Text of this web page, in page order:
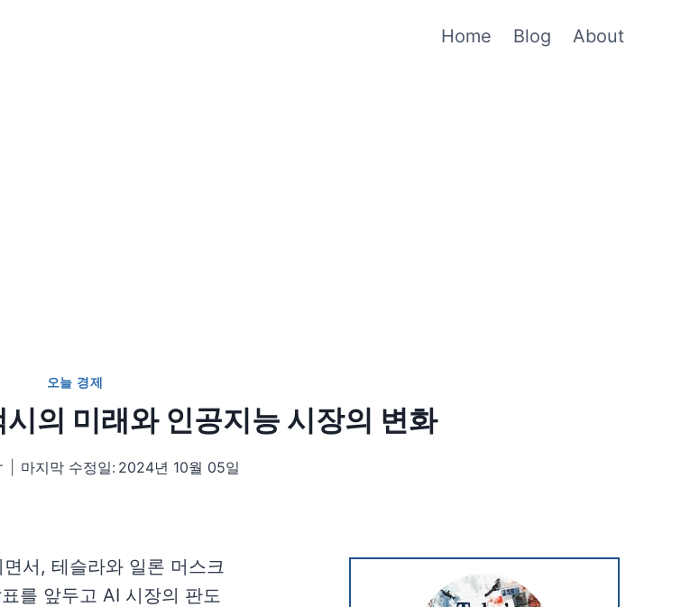
Home Blog About
오늘 경제
의 미래와 인공지능 시장의 변화
마지막 수정일: 2024년 10월 05일
서, 테슬라와 일론 머스크
를 앞두고 AI 시장의 판도